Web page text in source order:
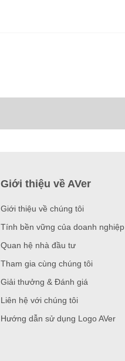
Giới thiệu về AVer
Giới thiệu về chúng tôi
Tính bền vững của doanh nghiệp
Quan hệ nhà đầu tư
Tham gia cùng chúng tôi
Giải thưởng & Đánh giá
Liên hệ với chúng tôi
Hướng dẫn sử dụng Logo AVer